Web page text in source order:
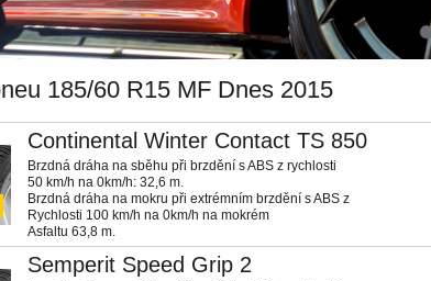
185/60 R15 MF Dnes 2015
Continental Winter Contact TS 850
Brzdná dráha na sběhu při brzdění s ABS z rychlosti
50 km/h na 0km/h: 32,6 m.
Brzdná dráha na mokru při extrémním brzdění s ABS z
Rychlosti 100 km/h na 0km/h na mokrém
Asfaltu 63,8 m.
Semperit Speed Grip 2